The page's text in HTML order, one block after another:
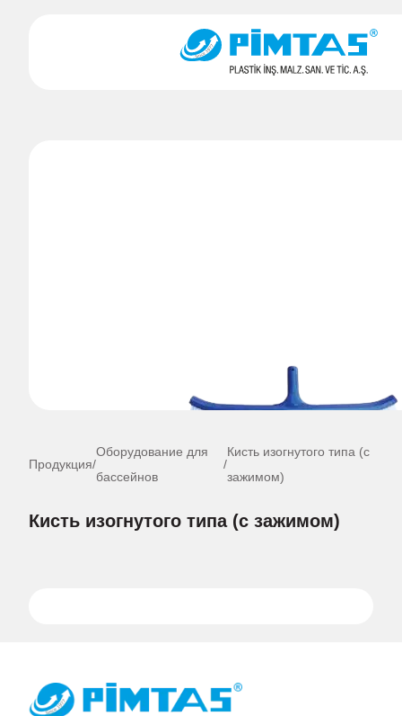
Продукция/
Оборудование для
бассейнов
/
Кисть изогнутого типа (с
зажимом)
Кисть изогнутого типа (с зажимом)